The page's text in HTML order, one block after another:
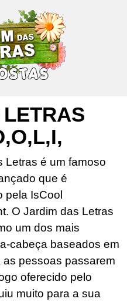
Letras é um famoso
que é
pela IsCool
O Jardim das Letras
um dos mais
cabeça baseados em
pessoas passarem
oferecido pelo
muito para a sua